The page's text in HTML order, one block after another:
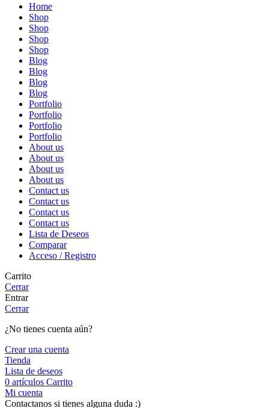
Home
Shop
Shop
Shop
Shop
Blog
Blog
Blog
Blog
Portfolio
Portfolio
Portfolio
Portfolio
About us
About us
About us
About us
Contact us
Contact us
Contact us
Contact us
Lista de Deseos
Comparar
Acceso / Registro
Carrito
Cerrar
Entrar
Cerrar
¿No tienes cuenta aún?
Crear una cuenta
Tienda
Lista de deseos
0 artículos Carrito
Mi cuenta
Contactanos si tienes alguna duda :)